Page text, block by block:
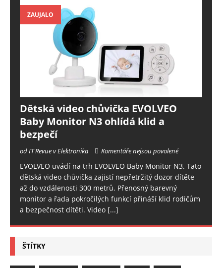
ZAUJALO
Dětská video chůvička EVOLVEO
Baby Monitor N3 ohlídá klid a
bezpečí
od IT Revue v Elektronika Komentáře nejsou povolené
EVOLVEO uvádí na trh EVOLVEO Baby Monitor N3. Tato
dětská video chůvička zajistí nepřetržitý dozor dítěte
až do vzdálenosti 300 metrů. Přenosný barevný
monitor a řada pokročilých funkcí přináší klid rodičům
a bezpečnost dítěti. Video [...]
ŠTÍTKY